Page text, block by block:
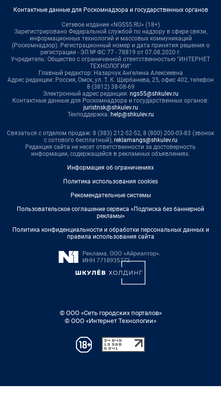
Контактные данные для Роскомнадзора и государственных органов
Сетевое издание «NGS55.RU» (18+)
Зарегистрировано Федеральной службой по надзору в сфере связи,
информационных технологий и массовых коммуникаций
(Роскомнадзор). Регистрационный номер и дата принятия решения о
регистрации - ЭЛ № ФС 77 - 78819 от 07.08.2020 г.
Учредитель: Общество с ограниченной ответственностью "ИНТЕРНЕТ
ТЕХНОЛОГИИ"
Главный редактор: Назарчук Ангелина Алексеевна
Адрес редакции: Россия, Омск, ул. Т. К. Щербанева, 25, офис 402, телефон
8 (3812) 38-08-69
Электронный адрес редакции: ngs55@shkulev.ru
Контактные данные для Роскомнадзора и государственных органов:
juristnsk@shkulev.ru
Техподдержка: help@shkulev.ru
Связаться с отделом продаж: 8 (383) 212-52-52, 8 (800) 200-03-83 (звонок
с сотового бесплатный), reklamangs@shkulev.ru
Редакция сайта не несет ответственности за достоверность
информации, содержащейся в рекламных объявлениях.
Информация об ограничениях
Политика использования cookies
Рекомендательные системы
Пользовательское соглашение сервиса «Подписка без баннерной
рекламы»
Политика конфиденциальности и обработки персональных данных и
правила использования сайта
© ООО «Сеть городских порталов»
© ООО «Интернет Технологии»